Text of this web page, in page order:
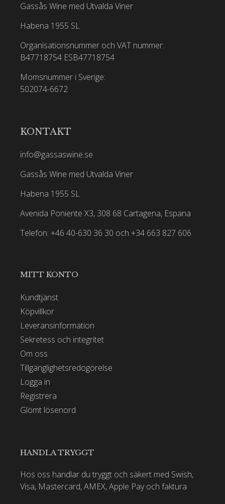
Gassås Wine med Utvalda Viner
Habena 1955 SL
Organisationsnummer och VAT nummer:
B47718754 ESB47718754
Momsnummer i Sverige:
502074-6672
KONTAKT
info@gassaswine.se
Gassås Wine med Utvalda Viner
Habena 1955 SL
Avenida Poniente X3, 308 68 Cartagena, Espana
Telefon: +46 40-630 36 30 och +34 663 827 606
MITT KONTO
Kundtjänst
Köpvillkor
Leveransinformation
Sekretess och integritet
Om oss
Tillgänglighetsredogörelse
Logga in
Registrera
Glömt lösenord
HANDLA TRYGGT
Hos oss handlar du tryggt och säkert med Swish,
Visa, Mastercard, AMEX, Apple Pay och faktura